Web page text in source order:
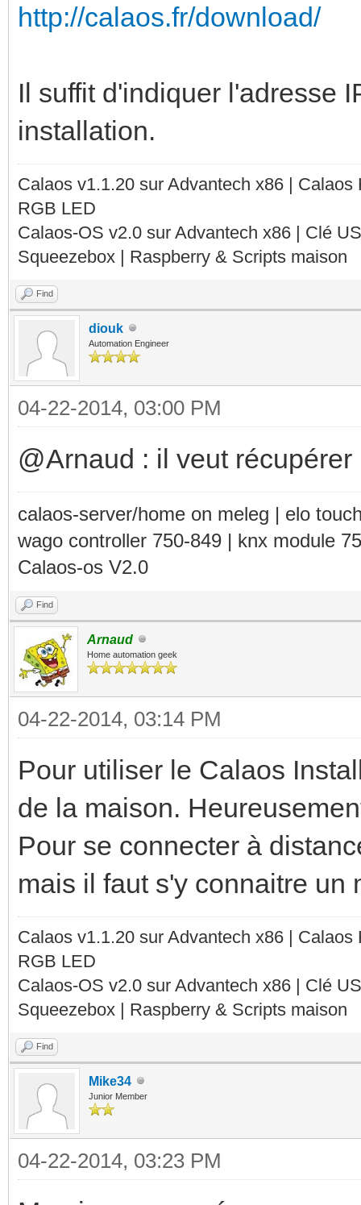
http://calaos.fr/download/
Il suffit d'indiquer l'adresse
installation.
Calaos v1.1.20 sur Advantech x86 |
RGB LED
Calaos-OS v2.0 sur Advantech x86 | Clé
Squeezebox | Raspberry & Scripts maison
Find
diouk
Automation Engineer
04-22-2014, 03:00 PM
@Arnaud : il veut
calaos-server/home on meleg | elo
wago controller 750-849 | knx module
Calaos-os V2.0
Find
Arnaud
Home automation geek
04-22-2014, 03:14 PM
Pour utiliser le Calaos
de la maison.
Pour se connecter à
mais il faut s'y connaitre un
Calaos v1.1.20 sur Advantech x86 |
RGB LED
Calaos-OS v2.0 sur Advantech x86 | Clé
Squeezebox | Raspberry & Scripts maison
Find
Mike34
Junior Member
04-22-2014, 03:23 PM